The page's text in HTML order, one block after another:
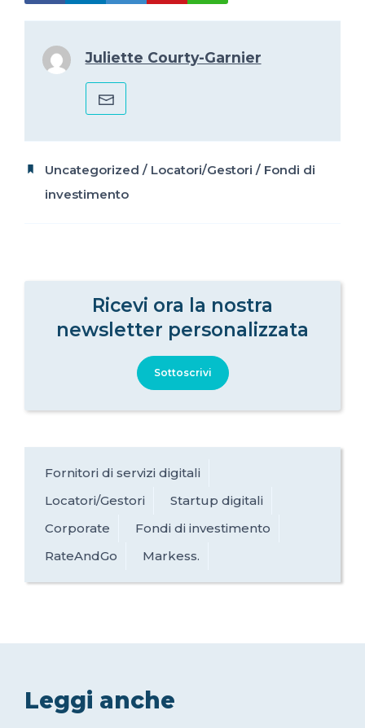
Juliette Courty-Garnier
Uncategorized / Locatori/Gestori / Fondi di
investimento
Ricevi ora la nostra
newsletter personalizzata
Sottoscrivi
Fornitori di servizi digitali
Locatori/Gestori
Startup digitali
Corporate
Fondi di investimento
RateAndGo
Markess.
Leggi anche